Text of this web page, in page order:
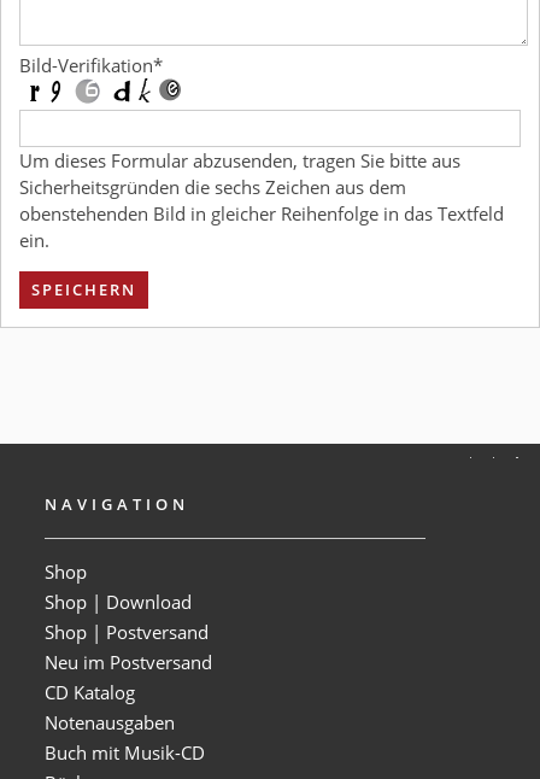
Bild-Verifikation*
Um dieses Formular abzusenden, tragen Sie bitte aus
Sicherheitsgründen die sechs Zeichen aus dem
obenstehenden Bild in gleicher Reihenfolge in das Textfeld
ein.
SPEICHERN
NAVIGATION
Shop
Shop | Download
Shop | Postversand
Neu im Postversand
CD Katalog
Notenausgaben
Buch mit Musik-CD